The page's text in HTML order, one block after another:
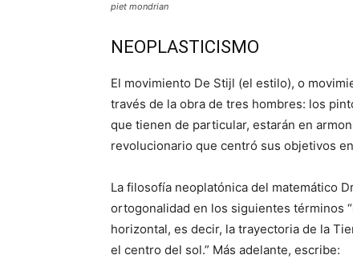
piet mondrian
NEOPLASTICISMO
El movimiento De Stijl (el estilo), o
través de la obra de tres hombres: los
que tienen de particular, estarán en
revolucionario que centró sus objetivos
La filosofía neoplatónica del matemático
ortogonalidad en los siguientes términos
horizontal, es decir, la trayectoria de la
el centro del sol.” Más adelante, escribe: